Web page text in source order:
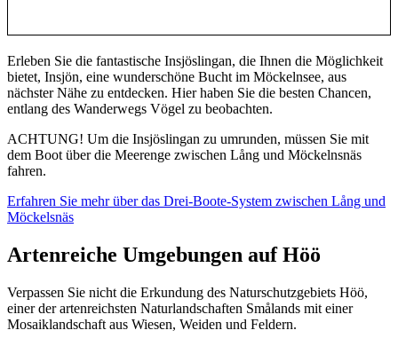
Beschreibung
Erleben Sie die fantastische Insjöslingan, die Ihnen die Möglichkeit
bietet, Insjön, eine wunderschöne Bucht im Möckelnsee, aus
nächster Nähe zu entdecken. Hier haben Sie die besten Chancen,
entlang des Wanderwegs Vögel zu beobachten.
ACHTUNG! Um die Insjöslingan zu umrunden, müssen Sie mit
dem Boot über die Meerenge zwischen Lång und Möckelnsnäs
fahren.
Erfahren Sie mehr über das Drei-Boote-System zwischen Lång und
Möckelsnäs
Artenreiche Umgebungen auf Höö
Verpassen Sie nicht die Erkundung des Naturschutzgebiets Höö,
einer der artenreichsten Naturlandschaften Smålands mit einer
Mosaiklandschaft aus Wiesen, Weiden und Feldern.